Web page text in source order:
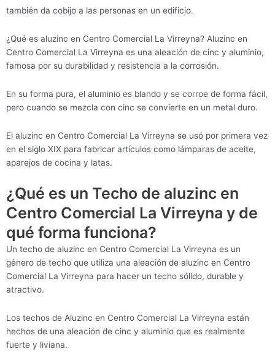
también da cobijo a las personas en un edificio.
¿Qué es aluzinc en Centro Comercial La Virreyna? Aluzinc en
Centro Comercial La Virreyna es una aleación de cinc y aluminio,
famosa por su durabilidad y resistencia a la corrosión.
En su forma pura, el aluminio es blando y se corroe de forma fácil,
pero cuando se mezcla con cinc se convierte en un metal duro.
El aluzinc en Centro Comercial La Virreyna se usó por primera vez
en el siglo XIX para fabricar artículos como lámparas de aceite,
aparejos de cocina y latas.
¿Qué es un Techo de aluzinc en
Centro Comercial La Virreyna y de
qué forma funciona?
Un techo de aluzinc en Centro Comercial La Virreyna es un
género de techo que utiliza una aleación de aluzinc en Centro
Comercial La Virreyna para hacer un techo sólido, durable y
atractivo.
Los techos de Aluzinc en Centro Comercial La Virreyna están
hechos de una aleación de cinc y aluminio que es realmente
fuerte y liviana.